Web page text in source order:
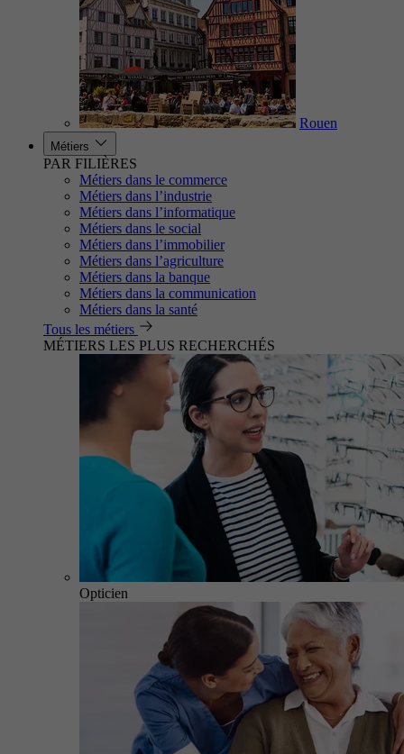
Rouen
Métiers
PAR FILIÈRES
Métiers dans le commerce
Métiers dans l’industrie
Métiers dans l’informatique
Métiers dans le social
Métiers dans l’immobilier
Métiers dans l’agriculture
Métiers dans la banque
Métiers dans la communication
Métiers dans la santé
Tous les métiers
MÉTIERS LES PLUS RECHERCHÉS
Opticien